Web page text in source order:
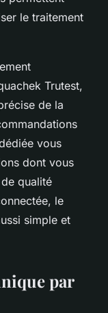
le traitement
Trutest,
de la
vous
dont vous
qualité
le
simple et
par